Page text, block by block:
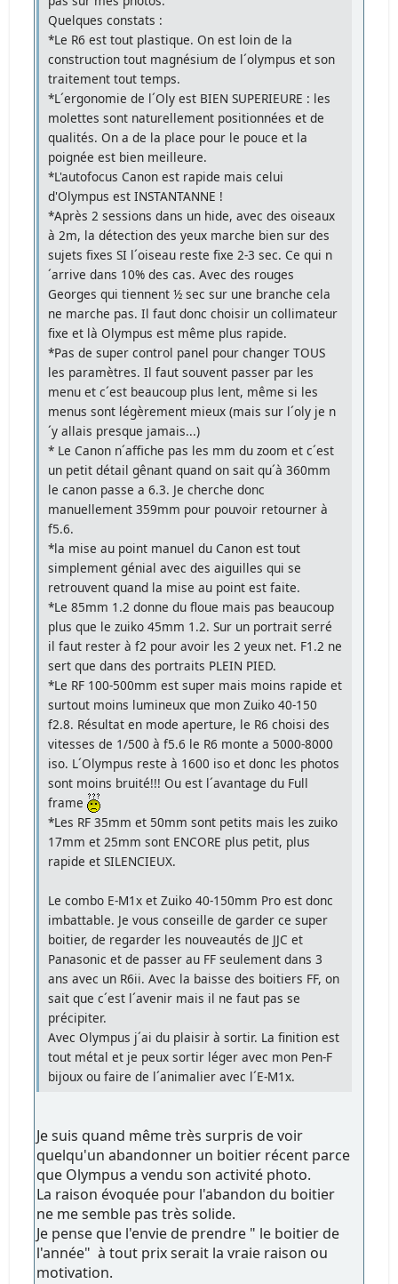
Quelques constats :
*Le R6 est tout plastique. On est loin de la
construction tout magnésium de l´olympus et son
traitement tout temps.
*L´ergonomie de l´Oly est BIEN SUPERIEURE : les
molettes sont naturellement positionnées et de
qualités. On a de la place pour le pouce et la
poignée est bien meilleure.
*L'autofocus Canon est rapide mais celui
d'Olympus est INSTANTANNE !
*Après 2 sessions dans un hide, avec des oiseaux
à 2m, la détection des yeux marche bien sur des
sujets fixes SI l´oiseau reste fixe 2-3 sec. Ce qui n
´arrive dans 10% des cas. Avec des rouges
Georges qui tiennent ½ sec sur une branche cela
ne marche pas. Il faut donc choisir un collimateur
fixe et là Olympus est même plus rapide.
*Pas de super control panel pour changer TOUS
les paramètres. Il faut souvent passer par les
menu et c´est beaucoup plus lent, même si les
menus sont légèrement mieux (mais sur l´oly je n
´y allais presque jamais...)
* Le Canon n´affiche pas les mm du zoom et c´est
un petit détail gênant quand on sait qu´à 360mm
le canon passe a 6.3. Je cherche donc
manuellement 359mm pour pouvoir retourner à
f5.6.
*la mise au point manuel du Canon est tout
simplement génial avec des aiguilles qui se
retrouvent quand la mise au point est faite.
*Le 85mm 1.2 donne du floue mais pas beaucoup
plus que le zuiko 45mm 1.2. Sur un portrait serré
il faut rester à f2 pour avoir les 2 yeux net. F1.2 ne
sert que dans des portraits PLEIN PIED.
*Le RF 100-500mm est super mais moins rapide et
surtout moins lumineux que mon Zuiko 40-150
f2.8. Résultat en mode aperture, le R6 choisi des
vitesses de 1/500 à f5.6 le R6 monte a 5000-8000
iso. L´Olympus reste à 1600 iso et donc les photos
sont moins bruité!!! Ou est l´avantage du Full
frame
*Les RF 35mm et 50mm sont petits mais les zuiko
17mm et 25mm sont ENCORE plus petit, plus
rapide et SILENCIEUX.
Le combo E-M1x et Zuiko 40-150mm Pro est donc
imbattable. Je vous conseille de garder ce super
boitier, de regarder les nouveautés de JJC et
Panasonic et de passer au FF seulement dans 3
ans avec un R6ii. Avec la baisse des boitiers FF, on
sait que c´est l´avenir mais il ne faut pas se
précipiter.
Avec Olympus j´ai du plaisir à sortir. La finition est
tout métal et je peux sortir léger avec mon Pen-F
bijoux ou faire de l´animalier avec l´E-M1x.
Je suis quand même très surpris de voir
quelqu'un abandonner un boitier récent parce
que Olympus a vendu son activité photo.
La raison évoquée pour l'abandon du boitier
ne me semble pas très solide.
Je pense que l'envie de prendre " le boitier de
l'année" à tout prix serait la vraie raison ou
motivation.